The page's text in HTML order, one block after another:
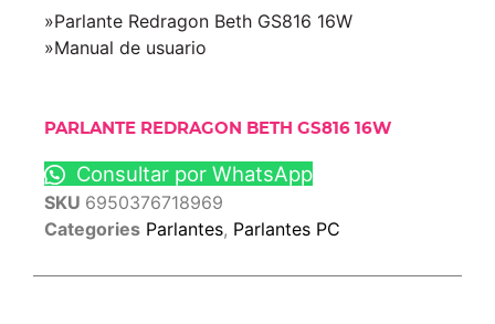
»Parlante Redragon Beth GS816 16W
»Manual de usuario
PARLANTE REDRAGON BETH GS816 16W
Consultar por WhatsApp
SKU 6950376718969
Categories Parlantes, Parlantes PC